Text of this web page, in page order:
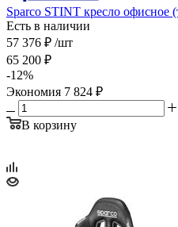
Sparco STINT кресло офисное
Есть в наличии
57 376 ₽ /шт
65 200 ₽
-12%
Экономия 7 824 ₽
В корзину